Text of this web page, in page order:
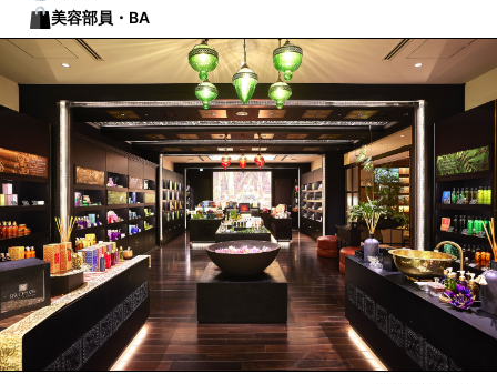
美容部員・BA